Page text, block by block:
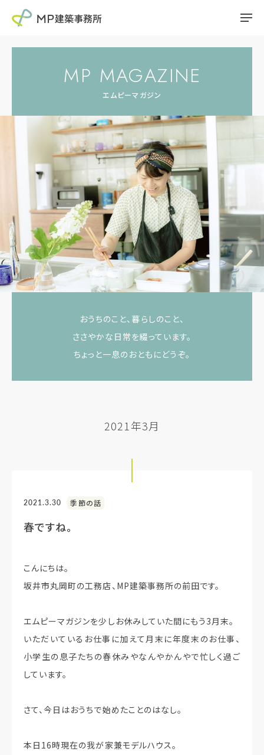
MP MAGAZINE
エムピーマガジン
おうちのこと、暮らしのこと、
ささやかな日常を綴っています。
ちょっと一息のおともにどうぞ。
2021年3月
2021.3.30 季節の話
春ですね。
こんにちは。
坂井市丸岡町の工務店、MP建築事務所の前田です。
エムピーマガジンを少しお休みしていた間にもう3月末。
いただいているお仕事に加えて月末に年度末のお仕事、
小学生の息子たちの春休みやなんやかんやで忙しく過ご
しています。
さて、今日はおうちで始めたことのはなし。
本日16時現在の我が家兼モデルハウス。